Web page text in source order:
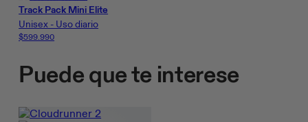
Track Pack Mini Elite
Unisex - Uso diario
$599.990
Puede que te interese